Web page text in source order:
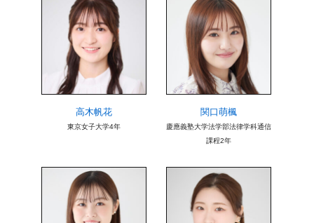
高木帆花
東京女子大学4年
関口萌楓
慶應義塾大学法学部法律学科通信
課程2年